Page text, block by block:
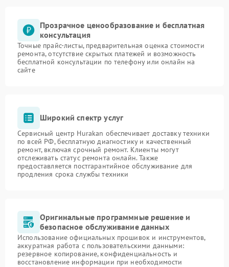
Прозрачное ценообразование и бесплатная
консультация
Точные прайс-листы, предварительная оценка стоимости
ремонта, отсутствие скрытых платежей и возможность
бесплатной консультации по телефону или онлайн на
сайте
Широкий спектр услуг
Сервисный центр Hurakan обеспечивает доставку техники
по всей РФ, бесплатную диагностику и качественный
ремонт, включая срочный ремонт. Клиенты могут
отслеживать статус ремонта онлайн. Также
предоставляется постгарантийное обслуживание для
продления срока службы техники
Оригинальные программные решение и
безопасное обслуживание данных
Использование официальных прошивок и инструментов,
аккуратная работа с пользовательскими данными:
резервное копирование, конфиденциальность и
восстановление информации при необходимости